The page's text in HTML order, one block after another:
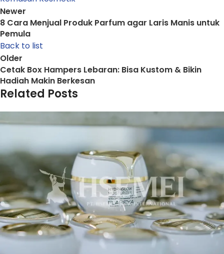
Newer
8 Cara Menjual Produk Parfum agar Laris Manis untuk
Pemula
Back to list
Older
Cetak Box Hampers Lebaran: Bisa Kustom & Bikin
Hadiah Makin Berkesan
Related Posts